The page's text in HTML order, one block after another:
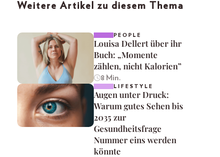
Weitere Artikel zu diesem Thema
PEOPLE
Louisa Dellert über ihr
Buch: „Momente
zählen, nicht Kalorien”
8 Min.
LIFESTYLE
Augen unter Druck:
Warum gutes Sehen bis
2035 zur
Gesundheitsfrage
Nummer eins werden
könnte